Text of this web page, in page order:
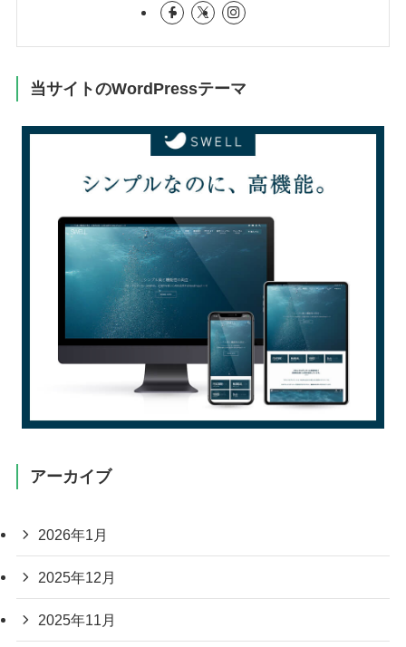
当サイトのWordPressテーマ
アーカイブ
2026年1月
2025年12月
2025年11月